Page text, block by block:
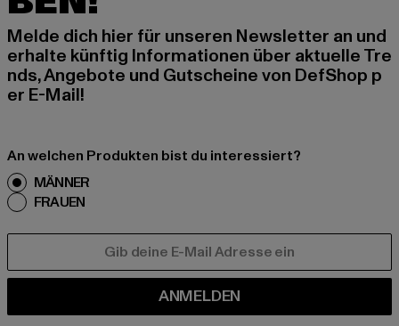
Melde dich hier für unseren Newsletter an und
erhalte künftig Informationen über aktuelle Tre
nds, Angebote und Gutscheine von DefShop p
er E-Mail!
An welchen Produkten bist du interessiert?
MÄNNER
FRAUEN
ANMELDEN